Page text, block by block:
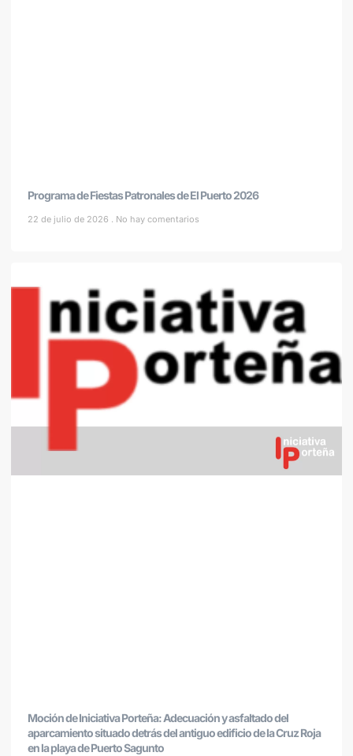
Programa de Fiestas Patronales de El Puerto 2026
22 de julio de 2026 No hay comentarios
Moción de Iniciativa Porteña: Adecuación y asfaltado del
aparcamiento situado detrás del antiguo edificio de la Cruz Roja
en la playa de Puerto Sagunto